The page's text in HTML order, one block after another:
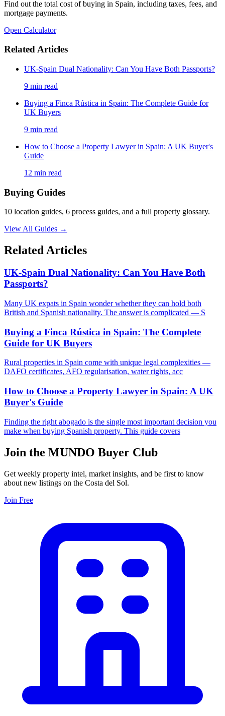
Find out the total cost of buying in Spain, including taxes, fees, and
mortgage payments.
Open Calculator
Related Articles
UK-Spain Dual Nationality: Can You Have Both Passports?
9 min read
Buying a Finca Rústica in Spain: The Complete Guide for
UK Buyers
9 min read
How to Choose a Property Lawyer in Spain: A UK Buyer's
Guide
12 min read
Buying Guides
10 location guides, 6 process guides, and a full property glossary.
View All Guides →
Related Articles
UK-Spain Dual Nationality: Can You Have Both
Passports?
Many UK expats in Spain wonder whether they can hold both
British and Spanish nationality. The answer is complicated — S
Buying a Finca Rústica in Spain: The Complete
Guide for UK Buyers
Rural properties in Spain come with unique legal complexities —
DAFO certificates, AFO regularisation, water rights, acc
How to Choose a Property Lawyer in Spain: A UK
Buyer's Guide
Finding the right abogado is the single most important decision you
make when buying Spanish property. This guide covers
Join the MUNDO Buyer Club
Get weekly property intel, market insights, and be first to know
about new listings on the Costa del Sol.
Join Free